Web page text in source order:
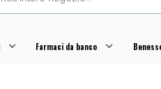
Farmaci da banco